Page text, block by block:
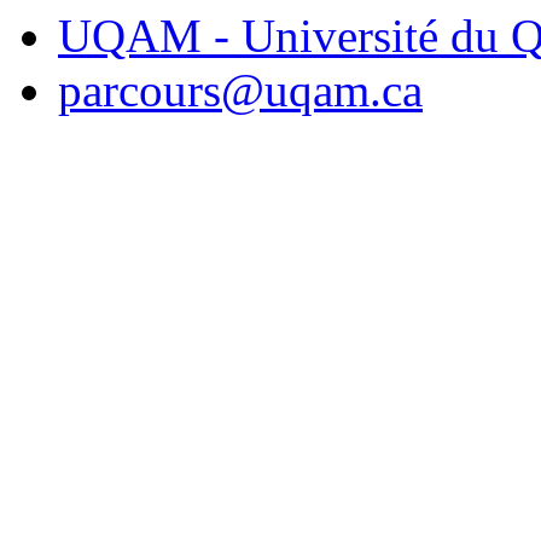
UQAM - Université du
parcours@uqam.ca